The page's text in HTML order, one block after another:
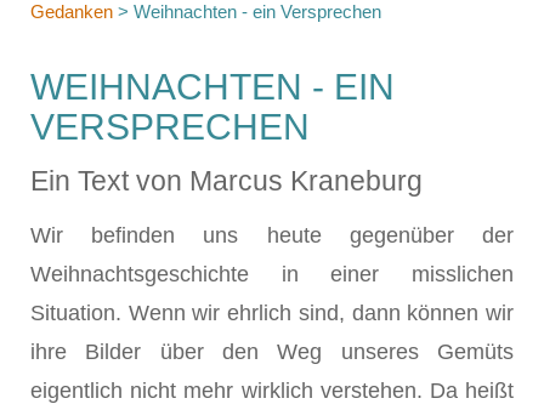
Gedanken > Weihnachten - ein Versprechen
WEIHNACHTEN - EIN
VERSPRECHEN
Ein Text von Marcus Kraneburg
Wir befinden uns heute gegenüber der
Weihnachtsgeschichte in einer misslichen
Situation. Wenn wir ehrlich sind, dann können wir
ihre Bilder über den Weg unseres Gemüts
eigentlich nicht mehr wirklich verstehen. Da heißt